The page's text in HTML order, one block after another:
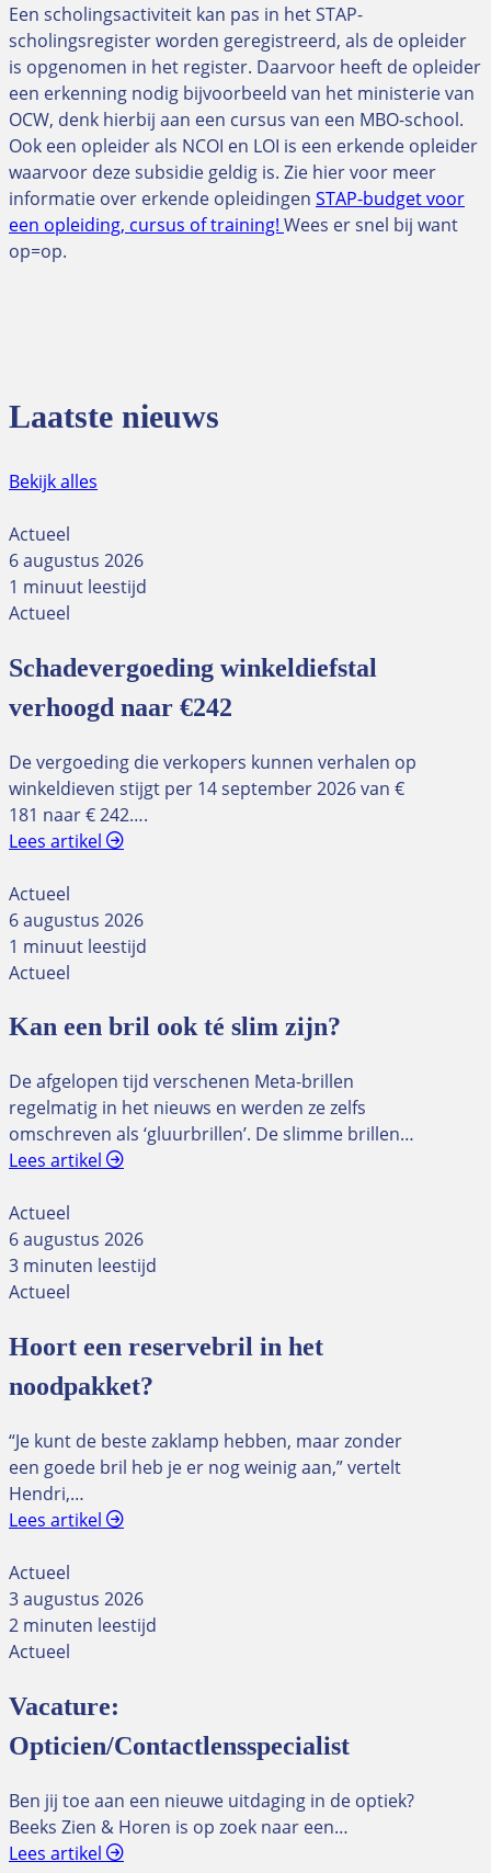
Een scholingsactiviteit kan pas in het STAP-
scholingsregister worden geregistreerd, als de opleider
is opgenomen in het register. Daarvoor heeft de opleider
een erkenning nodig bijvoorbeeld van het ministerie van
OCW, denk hierbij aan een cursus van een MBO-school.
Ook een opleider als NCOI en LOI is een erkende opleider
waarvoor deze subsidie geldig is. Zie hier voor meer
informatie over erkende opleidingen STAP-budget voor
een opleiding, cursus of training! Wees er snel bij want
op=op.
Laatste nieuws
Bekijk alles
Actueel
6 augustus 2026
1 minuut leestijd
Actueel
Schadevergoeding winkeldiefstal
verhoogd naar €242
De vergoeding die verkopers kunnen verhalen op
winkeldieven stijgt per 14 september 2026 van €
181 naar € 242….
Lees artikel
Actueel
6 augustus 2026
1 minuut leestijd
Actueel
Kan een bril ook té slim zijn?
De afgelopen tijd verschenen Meta-brillen
regelmatig in het nieuws en werden ze zelfs
omschreven als ‘gluurbrillen’. De slimme brillen…
Lees artikel
Actueel
6 augustus 2026
3 minuten leestijd
Actueel
Hoort een reservebril in het
noodpakket?
“Je kunt de beste zaklamp hebben, maar zonder
een goede bril heb je er nog weinig aan,” vertelt
Hendri,…
Lees artikel
Actueel
3 augustus 2026
2 minuten leestijd
Actueel
Vacature:
Opticien/Contactlensspecialist
Ben jij toe aan een nieuwe uitdaging in de optiek?
Beeks Zien & Horen is op zoek naar een…
Lees artikel